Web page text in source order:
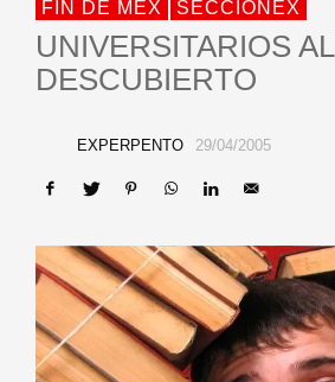
FIN DE MEX SECCIONEX
UNIVERSITARIOS AL
DESCUBIERTO
EXPERPENTO 29/04/2005